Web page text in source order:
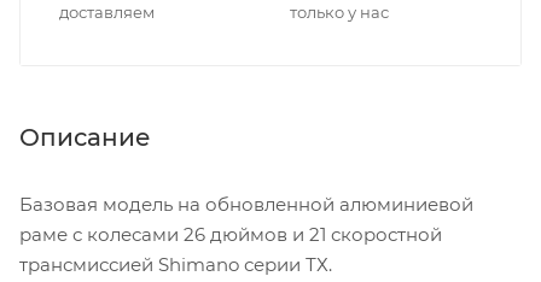
доставляем
только у нас
Описание
Базовая модель на обновленной алюминиевой
раме с колесами 26 дюймов и 21 скоростной
трансмиссией Shimano серии ТХ.